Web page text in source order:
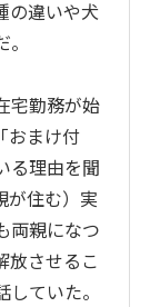
の違いや犬
宅勤務が始
おまけ付
る理由を聞
が住む）実
両親になつ
放させるこ
ていた。